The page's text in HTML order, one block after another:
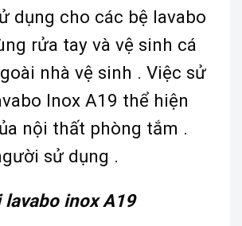
dụng cho các bệ lavabo
rửa tay và vệ sinh cá
nhà vệ sinh . Việc sử
Inox A19 thể hiện
nội thất phòng tắm .
sử dụng .
lavabo inox A19